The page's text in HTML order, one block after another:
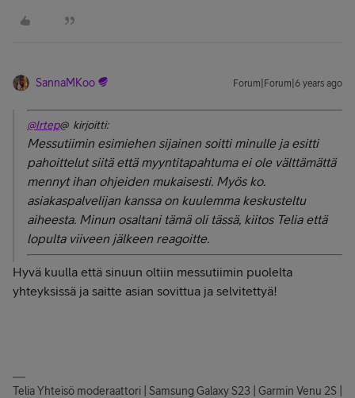
SannaMKoo Forum|Forum|6 years ago
@Irtep@ kirjoitti:
Messutiimin esimiehen sijainen soitti minulle ja esitti
pahoittelut siitä että myyntitapahtuma ei ole välttämättä
mennyt ihan ohjeiden mukaisesti. Myös ko.
asiakaspalvelijan kanssa on kuulemma keskusteltu
aiheesta. Minun osaltani tämä oli tässä, kiitos Telia että
lopulta viiveen jälkeen reagoitte.
Hyvä kuulla että sinuun oltiin messutiimin puolelta
yhteyksissä ja saitte asian sovittua ja selvitettyä!
Telia Yhteisö moderaattori | Samsung Galaxy S23 | Garmin Venu 2S |